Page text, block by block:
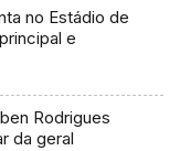
no Estádio de
e
Rodrigues
da geral